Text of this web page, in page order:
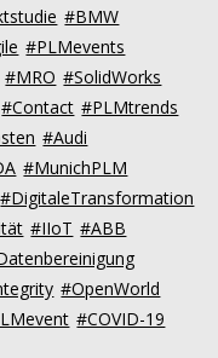
#BMW
#PLMevents
#MRO #SolidWorks
#Contact #PLMtrends
#Audi
#MunichPLM
#DigitaleTransformation
#IIoT #ABB
#OpenWorld
#COVID-19